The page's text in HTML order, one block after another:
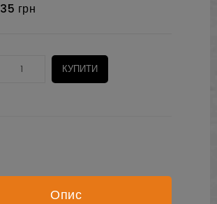
грн
КУПИТИ
Опис